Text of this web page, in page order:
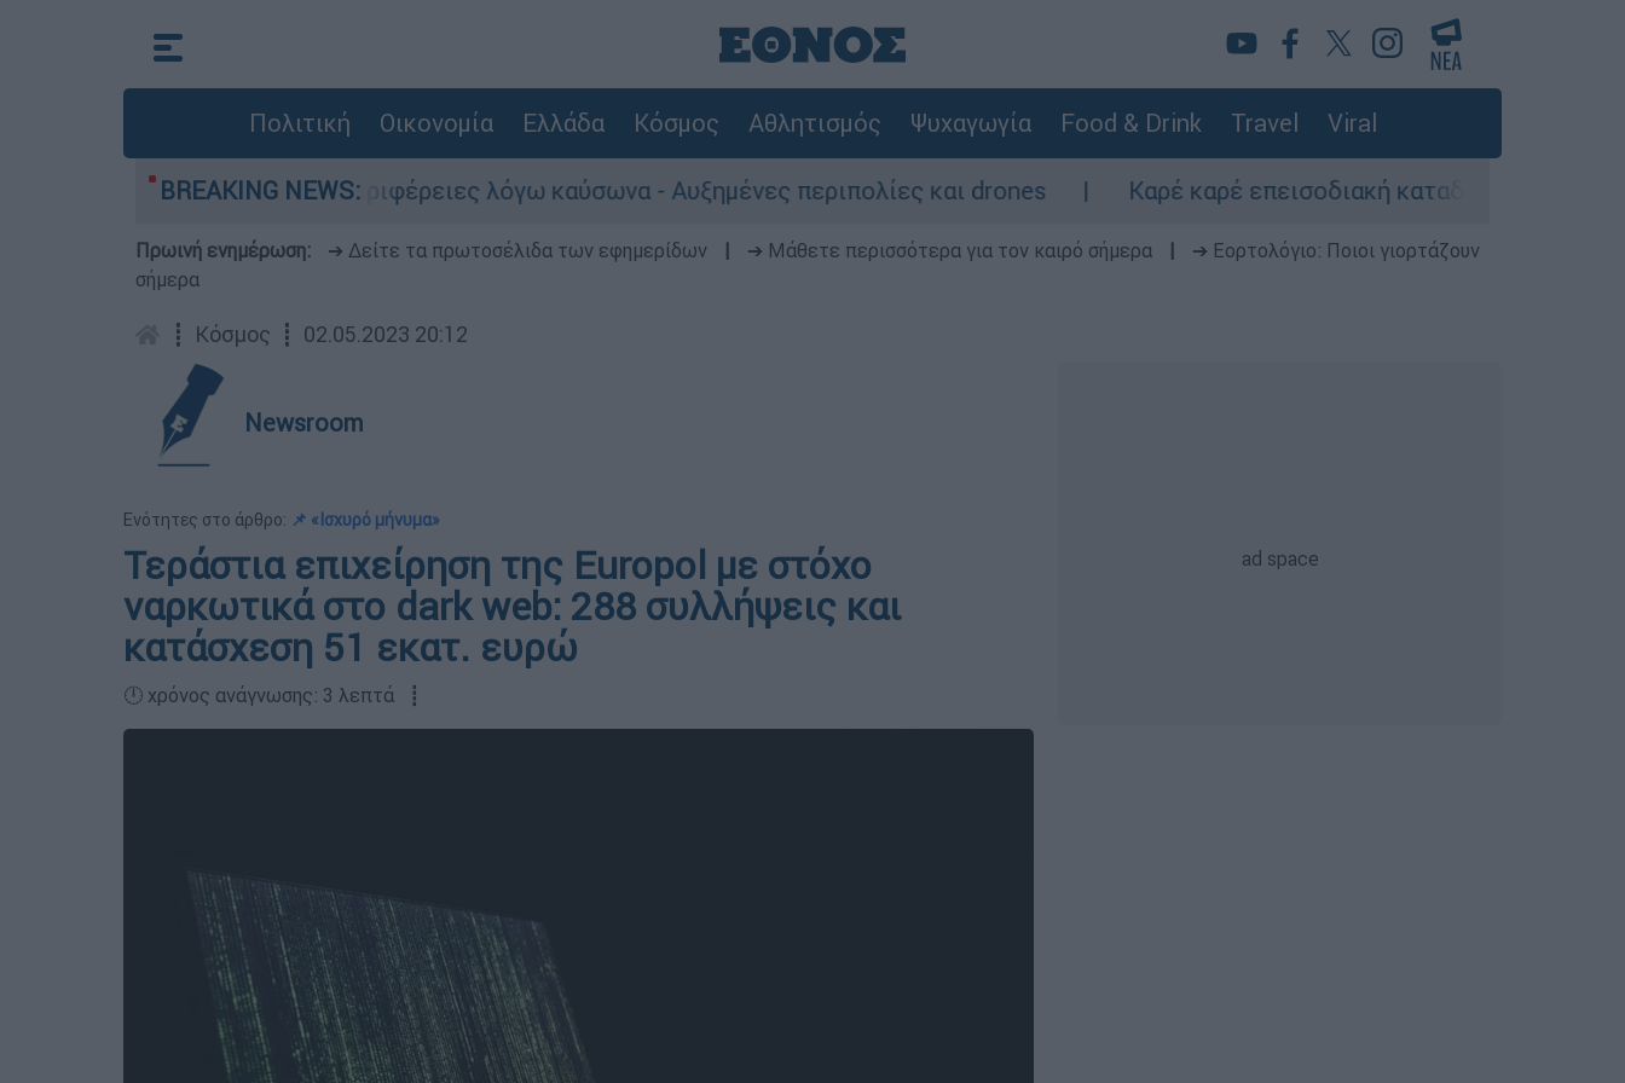
Πολιτική Οικονομία Ελλάδα Κόσμος Αθλητισμός Ψυχαγωγία Food & Drink Travel Viral
BREAKING NEWS:
Αττική και 6 περιφέρειες λόγω καύσωνα - Αυξημένες περιπολίες και drones Καρέ καρέ επεισοδιακή καταδίωξη στη
Πρωινή ενημέρωση: ➔ Δείτε τα πρωτοσέλιδα των εφημερίδων ➔ Μάθετε περισσότερα για τον καιρό σήμερα
➔ Εορτολόγιο: Ποιοι γιορτάζουν
σήμερα
┋ Κόσμος ┋ 02.05.2023 20:12
Newsroom
Ενότητες στο άρθρο: 📌 «Ισχυρό μήνυμα»
Τεράστια επιχείρηση της Europol με στόχο
ναρκωτικά στο dark web: 288 συλλήψεις και
κατάσχεση 51 εκατ. ευρώ
🕛 χρόνος ανάγνωσης: 3 λεπτά ┋